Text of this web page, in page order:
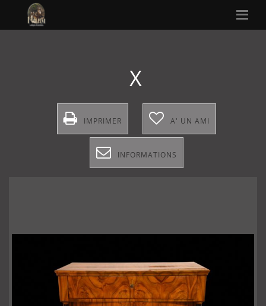
X
IMPRIMER A' UN AMI
INFORMATIONS